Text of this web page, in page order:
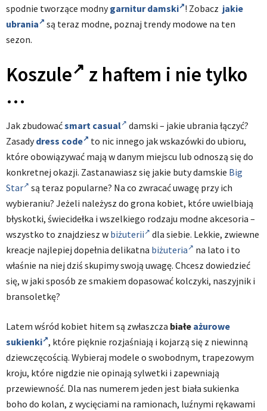
spodnie tworzące modnygarnitur damski ! Zobacz jakie
ubrania
są teraz modne, poznaj trendy modowe na ten
sezon.
Koszule
z haftem i nie tylko
…
Jak zbudowaćsmart casual
damski – jakie ubrania łączyć?
Zasady dress code
to nic innego jak wskazówki do ubioru,
które obowiązywać mają w danym miejscu lub odnoszą się do
konkretnej okazji. Zastanawiasz się jakie buty damskie Big
Star
są teraz popularne? Na co zwracać uwagę przy ich
wybieraniu? Jeżeli należysz do grona kobiet, które uwielbiają
błyskotki, świecidełka i wszelkiego rodzaju modne akcesoria –
wszystko to znajdziesz w biżuterii
dla siebie. Lekkie, zwiewne
kreacje najlepiej dopełnia delikatna biżuteria
na lato i to
właśnie na niej dziś skupimy swoją uwagę. Chcesz dowiedzieć
się, w jaki sposób ze smakiem dopasować kolczyki, naszyjnik i
bransoletkę?
Latem wśród kobiet hitem są zwłaszcza białe ażurowe
sukienki , które pięknie rozjaśniają i kojarzą się z niewinną
dziewczęcością. Wybieraj modele o swobodnym, trapezowym
kroju, które nigdzie nie opinają sylwetki i zapewniają
przewiewność. Dla nas numerem jeden jest biała sukienka
boho do kolan, z wycięciami na ramionach, luźnymi rękawami